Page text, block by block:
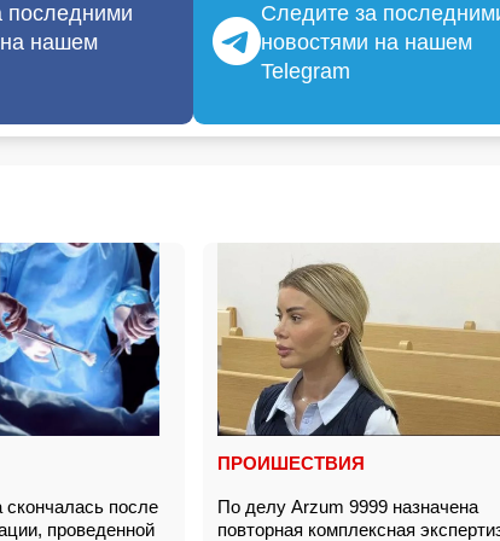
последними
нашем
Следите за
новостями на нашем
Telegram
после
проведенной
ПРОИШЕСТВИЯ
По делу Arzum 9999 назначена
повторная комплексная